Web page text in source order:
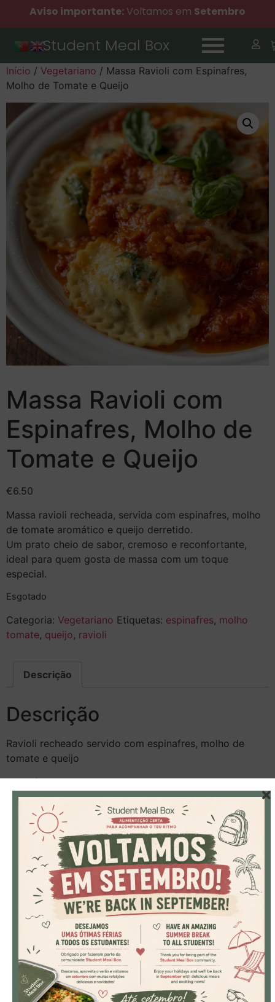
Aviso importante: Voltamos em Setembro
Student Meal Box
Início / Vegetariano / Massa Ravioli com Espinafres,
Molho de Tomate e Queijo
Massa Ravioli com
Espinafres, Molho de
Tomate e Queijo
€6.50
Massa ravioli recheada, servida com espinafres, molho
de tomate aromático e queijo derretido.
Um prato cheio de sabor, cremoso e reconfortante,
ideal para quem gosta de massa com um toque
especial.
Esgotado
Categoria: Vegetariano Etiquetas: espinafres, molho
tomate, queijo, ravioli
Descrição
Descrição
Ravioli recheado servido com espinafres, molho de
tomate e queijo
Alergénios:1, 3, 7
Ver Tabela de Alergénios
: As fotos são meramente ilustrativas e podem não
representar exatamente o prato final.
A informação sobre alergénios está disponível para
consulta rápida.
Produtos Relacionados